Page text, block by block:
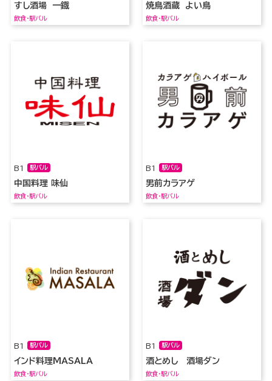
すし酒場 一鐡
飲食・駅バル
焼鳥酒蔵 よい鳥
飲食・駅バル
B1 駅バル
中国料理 味仙
飲食・駅バル
B1 駅バル
男前カラアゲ
飲食・駅バル
B1 駅バル
インド料理MASALA
飲食・駅バル
B1 駅バル
酒とめし 酒場ダン
飲食・駅バル